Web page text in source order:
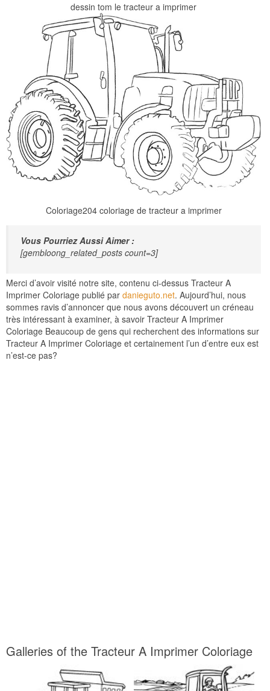
dessin tom le tracteur a imprimer
Coloriage204 coloriage de tracteur a imprimer
Vous Pourriez Aussi Aimer :
[gembloong_related_posts count=3]
Merci d’avoir visité notre site, contenu ci-dessus Tracteur A
Imprimer Coloriage publié par danieguto.net. Aujourd’hui, nous
sommes ravis d’annoncer que nous avons découvert un créneau
très intéressant à examiner, à savoir Tracteur A Imprimer
Coloriage Beaucoup de gens qui recherchent des informations sur
Tracteur A Imprimer Coloriage et certainement l’un d’entre eux est
n’est-ce pas?
Galleries of the Tracteur A Imprimer Coloriage